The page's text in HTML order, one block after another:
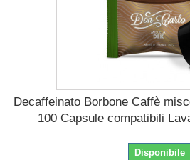
Decaffeinato Borbone Caffè
100 Capsule compatibili
Disponibile